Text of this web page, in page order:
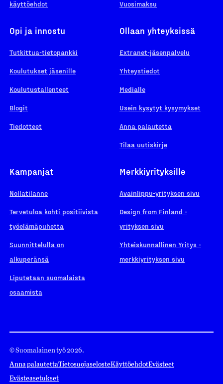
käyttöehdot
Vuosimaksu
Opi ja innostu
Tutkittua-tietopankki
Koulutukset jäsenille
Koulutustallenteet
Blogit
Tiedotteet
Ollaan yhteyksissä
Extranet-jäsenpalvelu
Yhteystiedot
Medialle
Usein kysytyt kysymykset
Anna palautetta
Tilaa uutiskirje
Kampanjat
Nollatilanne
Tervetuloa kohti positiivista
työelämäpuhetta
Suunnittelulla on
alkuperänsä
Liputetaan suomalaista
osaamista
Merkkiyrityksille
Avainlippu-yrityksen sivu
Design from Finland -
yrityksen sivu
Yhteiskunnallinen Yritys -
merkkiyrityksen sivu
© Suomalainen työ 2026.
Anna palautettaTietosuojaselosteKäyttöehdotEvästeet
Evästeasetukset